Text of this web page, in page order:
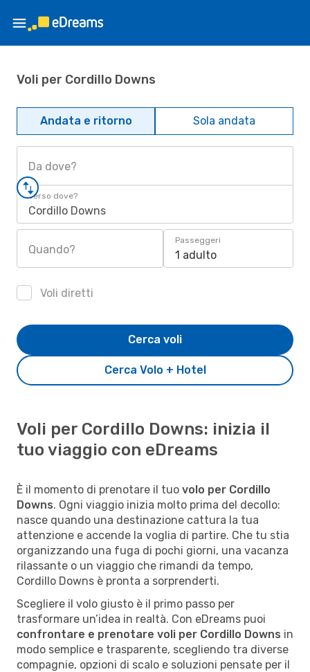
Voli per Cordillo Downs
Andata e ritorno Sola andata
Da dove?
Verso dove?
Cordillo Downs
Quando?
Passeggeri
1 adulto
Voli diretti
Cerca Volo + Hotel
Cerca voli
Voli per Cordillo Downs: inizia il
tuo viaggio con eDreams
È il momento di prenotare il tuo volo per Cordillo
Downs. Ogni viaggio inizia molto prima del decollo:
nasce quando una destinazione cattura la tua
attenzione e accende la voglia di partire. Che tu stia
organizzando una fuga di pochi giorni, una vacanza
rilassante o un viaggio che rimandi da tempo,
Cordillo Downs è pronta a sorprenderti.
Scegliere il volo giusto è il primo passo per
trasformare un’idea in realtà. Con eDreams puoi
confrontare e prenotare voli per Cordillo Downs in
modo semplice e trasparente, scegliendo tra diverse
compagnie, opzioni di scalo e soluzioni pensate per il